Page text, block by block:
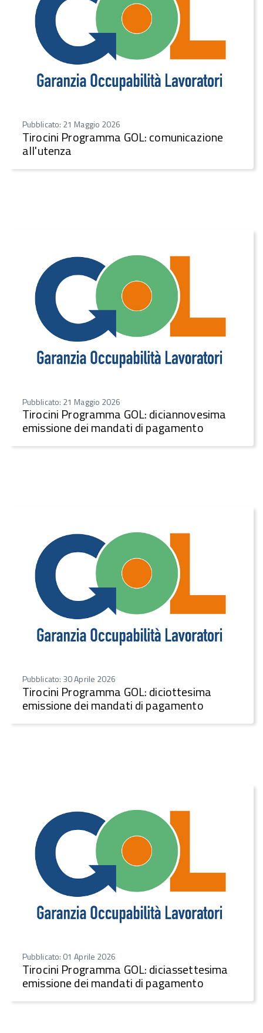
Pubblicato: 21 Maggio 2026
Tirocini Programma GOL: comunicazione
all'utenza
Pubblicato: 21 Maggio 2026
Tirocini Programma GOL: diciannovesima
emissione dei mandati di pagamento
Pubblicato: 30 Aprile 2026
Tirocini Programma GOL: diciottesima
emissione dei mandati di pagamento
Pubblicato: 01 Aprile 2026
Tirocini Programma GOL: diciassettesima
emissione dei mandati di pagamento